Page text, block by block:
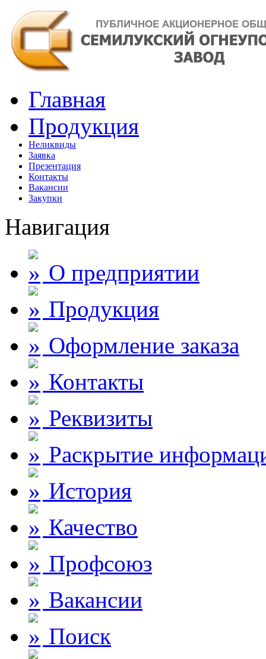
Главная
Продукция
Неликвиды
Заявка
Презентация
Контакты
Вакансии
Закупки
Навигация
О предприятии
Продукция
Оформление заказа
Контакты
Реквизиты
Раскрытие
История
Качество
Профсоюз
Вакансии
Поиск